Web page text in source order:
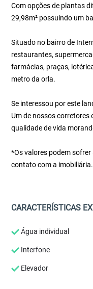
Com opções de plantas
29,98m² possuindo um
Situado no bairro de
restaurantes,
farmácias, praças,
metro da orla.
Se interessou por este
Um de nossos corretores
qualidade de vida
*Os valores podem
contato com a imobiliária.
CARACTERÍSTICAS
Água individual
Interfone
Elevador